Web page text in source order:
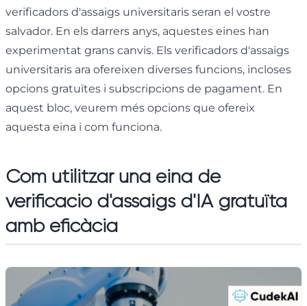
verificadors d'assaigs universitaris seran el vostre
salvador. En els darrers anys, aquestes eines han
experimentat grans canvis. Els verificadors d'assaigs
universitaris ara ofereixen diverses funcions, incloses
opcions gratuïtes i subscripcions de pagament. En
aquest bloc, veurem més opcions que ofereix
aquesta eina i com funciona.
Com utilitzar una eina de
verificació d'assaigs d'IA gratuïta
amb eficàcia